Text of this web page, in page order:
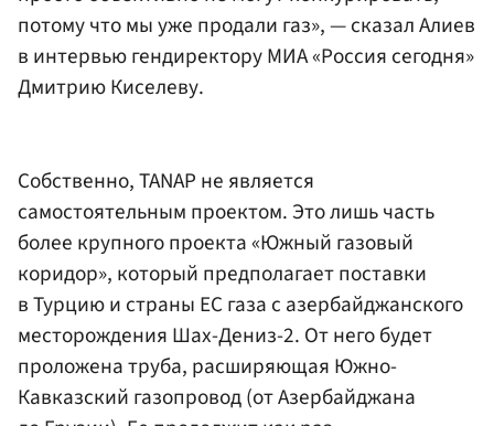
потому что мы уже продали газ», — сказал Алиев
в интервью гендиректоруМИА «Россия сегодня»
Дмитрию Киселеву.
Собственно, TANAP не является
самостоятельным проектом. Это лишь часть
более крупного проекта «Южный газовый
коридор», который предполагает поставки
в Турцию и страны ЕС газа с азербайджанского
месторождения Шах-Дениз-2. От него будет
проложена труба, расширяющая Южно-
Кавказский газопровод (от Азербайджана